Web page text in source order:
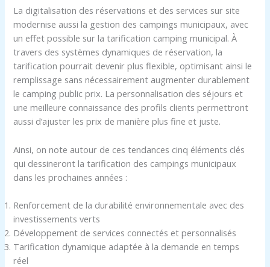
La digitalisation des réservations et des services sur site
modernise aussi la gestion des campings municipaux, avec
un effet possible sur la tarification camping municipal. À
travers des systèmes dynamiques de réservation, la
tarification pourrait devenir plus flexible, optimisant ainsi le
remplissage sans nécessairement augmenter durablement
le camping public prix. La personnalisation des séjours et
une meilleure connaissance des profils clients permettront
aussi d’ajuster les prix de manière plus fine et juste.
Ainsi, on note autour de ces tendances cinq éléments clés
qui dessineront la tarification des campings municipaux
dans les prochaines années :
Renforcement de la durabilité environnementale avec des
investissements verts
Développement de services connectés et personnalisés
Tarification dynamique adaptée à la demande en temps
réel